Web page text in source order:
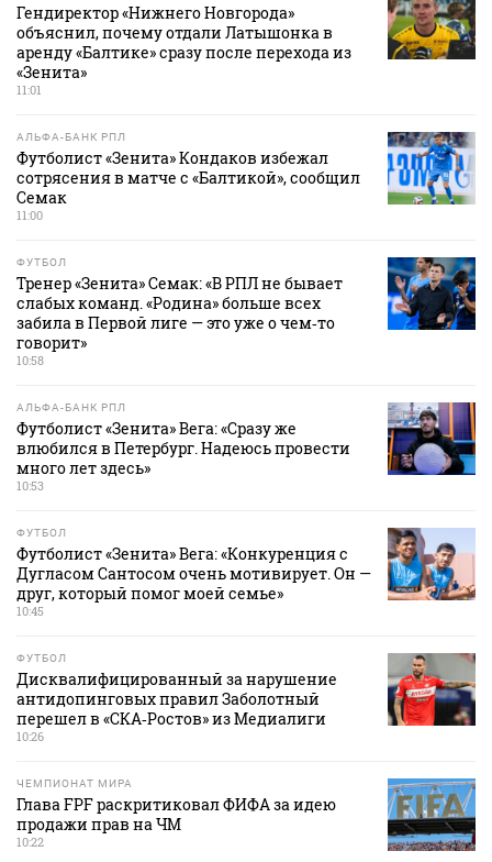
Гендиректор «Нижнего Новгорода»
объяснил, почему отдали Латышонка в
аренду «Балтике» сразу после перехода из
«Зенита»
11:01
АЛЬФА-БАНК РПЛ
Футболист «Зенита» Кондаков избежал
сотрясения в матче с «Балтикой», сообщил
Семак
11:00
ФУТБОЛ
Тренер «Зенита» Семак: «В РПЛ не бывает
слабых команд. «Родина» больше всех
забила в Первой лиге — это уже о чем‑то
говорит»
10:58
АЛЬФА-БАНК РПЛ
Футболист «Зенита» Вега: «Сразу же
влюбился в Петербург. Надеюсь провести
много лет здесь»
10:53
ФУТБОЛ
Футболист «Зенита» Вега: «Конкуренция с
Дугласом Сантосом очень мотивирует. Он —
друг, который помог моей семье»
10:45
ФУТБОЛ
Дисквалифицированный за нарушение
антидопинговых правил Заболотный
перешел в «СКА‑Ростов» из Медиалиги
10:26
ЧЕМПИОНАТ МИРА
Глава FPF раскритиковал ФИФА за идею
продажи прав на ЧМ
10:22